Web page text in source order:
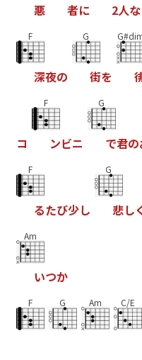
悪 者に 2人な
F
深夜の
G
街を
コ
F
ンビニ
G
で君の
F
るたび少し
G
悲し
Am
いつか
F G Am C/E